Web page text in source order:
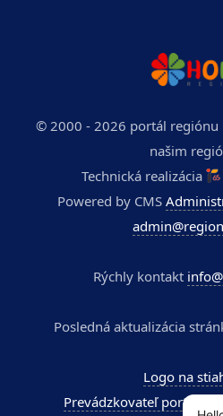
© 2000 - 2026 portál regiónu
našim
Technická realizácia
Powered by CMS
Rýchly kontakt
Posledná aktualizácia
Logo na
Prevádzkovateľ portálu -